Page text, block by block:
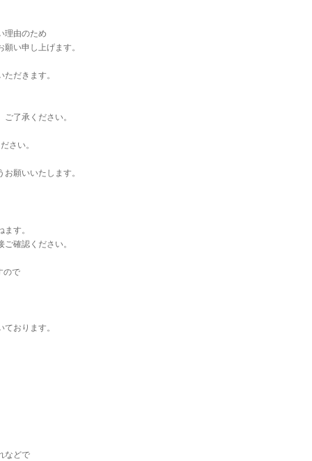
理由のため
い申し上げます。
だきます。
了承ください。
さい。
願いいたします。
す。
確認ください。
ので
おります。
などで